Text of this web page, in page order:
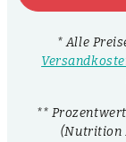
* Alle
**
(Nutrition